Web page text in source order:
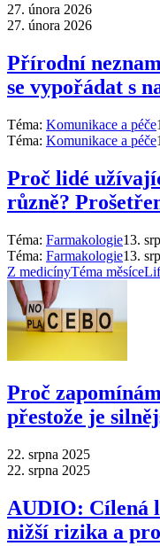
27. února 2026
27. února 2026
Přírodní
se vypořádat s
Téma: Komunikace a péče
Téma: Komunikace a péče
Proč lidé
různě?
Téma: Farmakologie13.
Téma: Farmakologie13.
Z medicínyTéma měsíce
Proč
přestože je
22. srpna 2025
22. srpna 2025
AUDIO: Cílená
nižší rizika a